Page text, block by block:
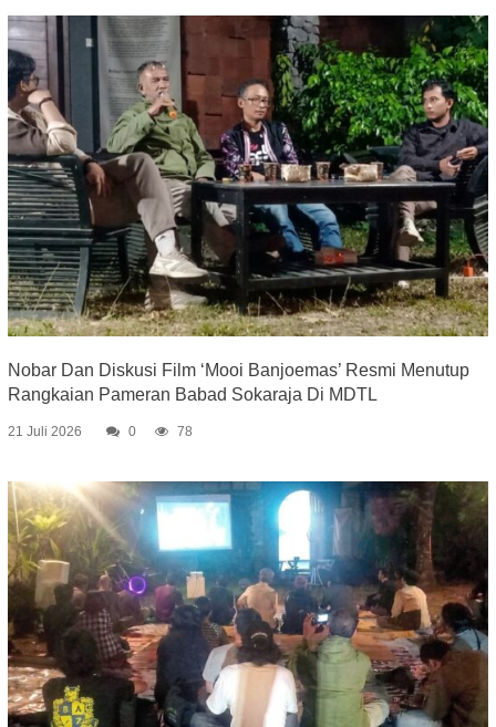
Nobar Dan Diskusi Film ‘Mooi Banjoemas’ Resmi Menutup
Rangkaian Pameran Babad Sokaraja Di MDTL
21 Juli 2026 0 78